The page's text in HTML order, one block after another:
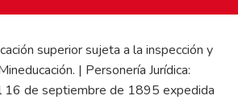
superior sujeta a la inspección y
| Personería Jurídica:
16 de septiembre de 1895 expedida